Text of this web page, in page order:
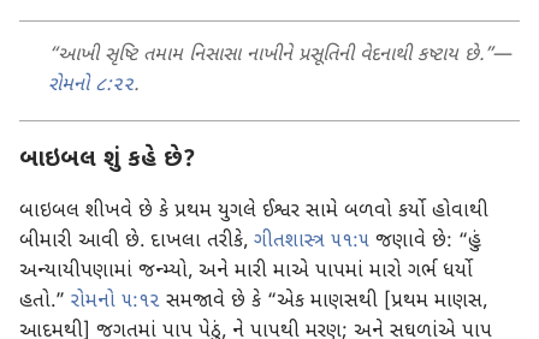
“આખી સૃષ્ટિ તમામ નિસાસા નાખીને પ્રસૂતિની વેદનાથી કષ્ટાય છે.”—
રોમનો ૮:૨૨.
બાઇબલ શું કહે છે?
બાઇબલ શીખવે છે કે પ્રથમ યુગલે ઈશ્વર સામે બળવો કર્યો હોવાથી
બીમારી આવી છે. દાખલા તરીકે, ગીતશાસ્ત્ર ૫૧:૫ જણાવે છે: “હું
અન્યાયીપણામાં જન્મ્યો, અને મારી માએ પાપમાં મારો ગર્ભ ધર્યો
હતો.” રોમનો ૫:૧૨ સમજાવે છે કે “એક માણસથી [પ્રથમ માણસ,
આદમથી] જગતમાં પાપ પેઠું, ને પાપથી મરણ; અને સઘળાંએ પાપ